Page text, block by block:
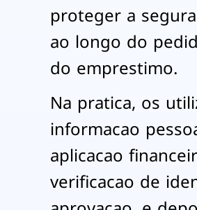
proteger a
ao longo do
do emprestimo.
Na pratica, os
informacao
aplicacao
verificacao de